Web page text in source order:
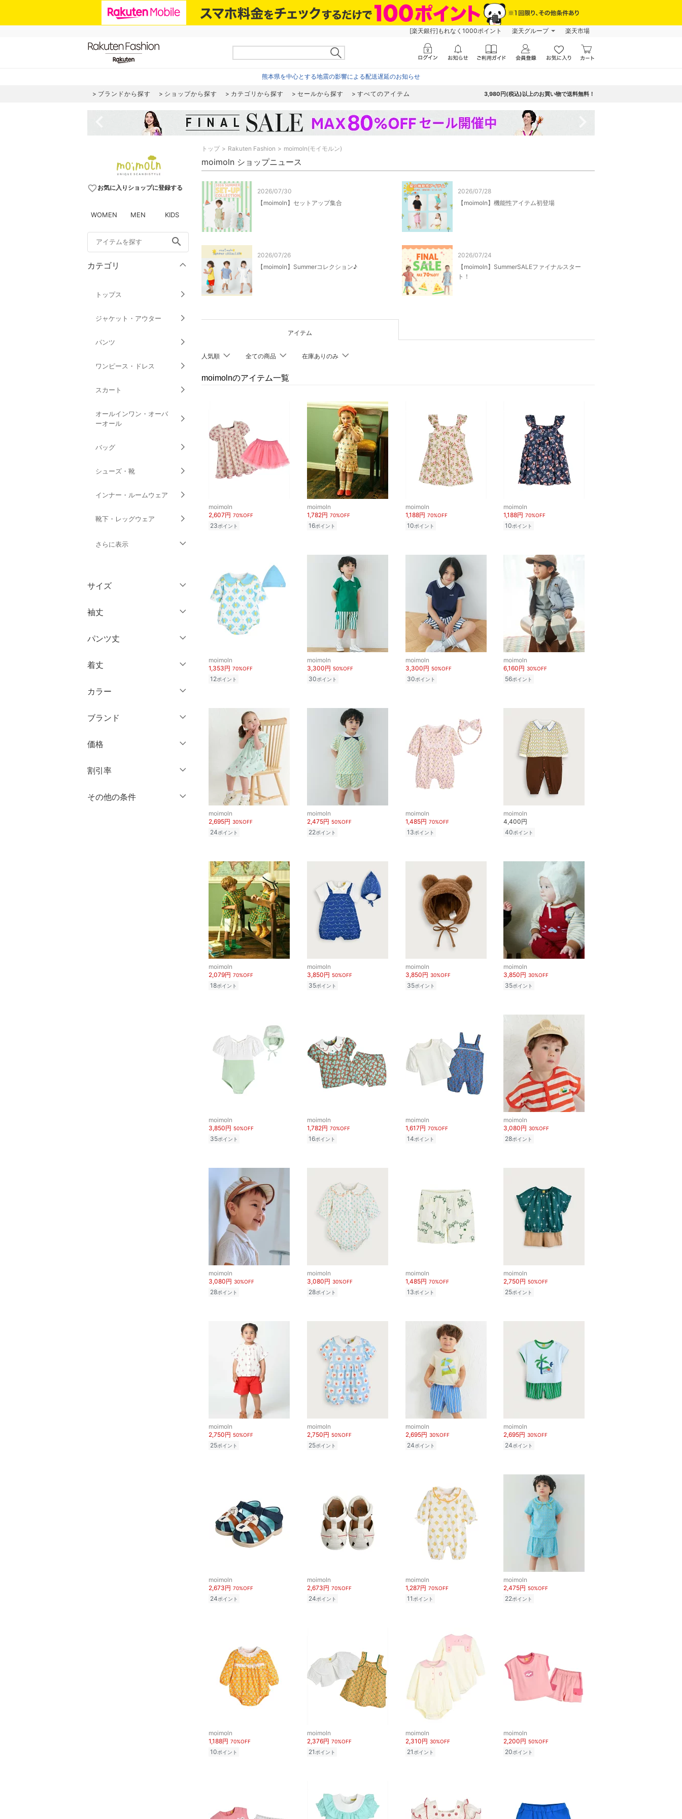
[楽天銀行]もれなく1000ポイント 楽天グループ 楽天市場
熊本県を中心とする地震の影響による配送遅延のお知らせ
ブランドから探す ショップから探す カテゴリから探す セールから探す すべてのアイテム 3,980円(税込)以上のお買い物で送料無料！
favorite_borderお気に入りショップに登録する
WOMEN MEN KIDS
search
カテゴリ
トップス
ジャケット・アウター
パンツ
ワンピース・ドレス
スカート
オールインワン・オーバ
ーオール
バッグ
シューズ・靴
インナー・ルームウェア
靴下・レッグウェア
さらに表示
アクセサリー・腕時計
財布・ポーチ・ケース
帽子
ヘアアクセサリー
マタニティウェア・ベビ
ー用品
スーツ・フォーマル
水着・スイムグッズ
着物・浴衣・和装小物
スキンケア
サイズ
ウェア（S/M/L）
XL
～ 59
70 ～ 74
90 ～ 94
100 ～ 109
袖丈
ノースリーブ
半袖
長袖
クリア
パンツ丈
～ 3分丈
5分丈・ハーフ
10分丈
12分丈 ～
絞り込み
着丈
ショート丈
ミドル丈
カラー
クリア
ブランド
価格
絞り込み
割引率
％OFF～ ％OFF
その他の条件
トップ Rakuten Fashion moimoln(モイモルン)
moimoln ショップニュース
2026/07/30
【moimoln】セットアップ集合
2026/07/28
【moimoln】機能性アイテム初登場
2026/07/26
【moimoln】Summerコレクション♪
2026/07/24
【moimoln】SummerSALEファイナルスター
ト！
アイテム
人気順 全ての商品 在庫ありのみ
moimolnのアイテム一覧
moimoln
2,607円 70%OFF
23ポイント
moimoln
1,782円 70%OFF
16ポイント
moimoln
1,188円 70%OFF
10ポイント
moimoln
1,188円 70%OFF
10ポイント
moimoln
1,353円 70%OFF
12ポイント
moimoln
3,300円 50%OFF
30ポイント
moimoln
3,300円 50%OFF
30ポイント
moimoln
6,160円 30%OFF
56ポイント
moimoln
2,695円 30%OFF
24ポイント
moimoln
2,475円 50%OFF
22ポイント
moimoln
1,485円 70%OFF
13ポイント
moimoln
4,400円
40ポイント
moimoln
2,079円 70%OFF
18ポイント
moimoln
3,850円 50%OFF
35ポイント
moimoln
3,850円 30%OFF
35ポイント
moimoln
3,850円 30%OFF
35ポイント
moimoln
3,850円 50%OFF
35ポイント
moimoln
1,782円 70%OFF
16ポイント
moimoln
1,617円 70%OFF
14ポイント
moimoln
3,080円 30%OFF
28ポイント
moimoln
3,080円 30%OFF
28ポイント
moimoln
3,080円 30%OFF
28ポイント
moimoln
1,485円 70%OFF
13ポイント
moimoln
2,750円 50%OFF
25ポイント
moimoln
2,750円 50%OFF
25ポイント
moimoln
2,750円 50%OFF
25ポイント
moimoln
2,695円 30%OFF
24ポイント
moimoln
2,695円 30%OFF
24ポイント
moimoln
2,673円 70%OFF
24ポイント
moimoln
2,673円 70%OFF
24ポイント
moimoln
1,287円 70%OFF
11 ポイント
moimoln
2,475円 50%OFF
22ポイント
moimoln
1,188円 70%OFF
10ポイント
moimoln
2,376円 70%OFF
21 ポイント
moimoln
2,310円 30%OFF
21 ポイント
moimoln
2,200円 50%OFF
20ポイント